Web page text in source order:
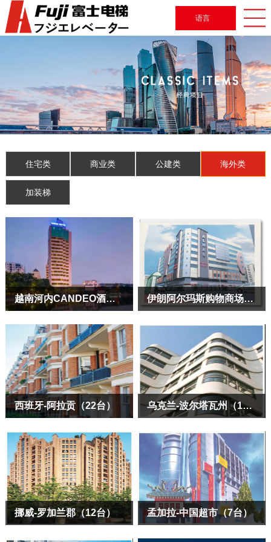
语言
住宅类 商业类 公建类 海外类
加装梯
越南河内CANDEO酒店（8台） 伊朗阿尔玛斯购物商场（6台）
西班牙-阿拉贡（22台） 乌克兰-波尔塔瓦州（16台）
挪威-罗加兰郡（12台） 孟加拉-中国超市（7台）